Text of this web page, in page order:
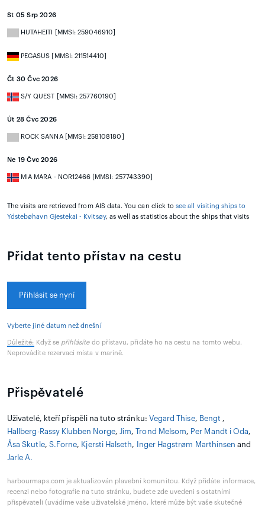
St 05 Srp 2026
HUTAHEITI [MMSI: 259046910]
PEGASUS [MMSI: 211514410]
Čt 30 Čvc 2026
S/Y QUEST [MMSI: 257760190]
Út 28 Čvc 2026
ROCK SANNA [MMSI: 258108180]
Ne 19 Čvc 2026
MIA MARA - NOR12466 [MMSI: 257743390]
The visits are retrieved from AIS data. You can click tosee all visiting ships to
Ydstebøhavn Gjestekai - Kvitsøy, as well as statistics about the ships that visits
Přidat tento přístav na cestu
Přihlásit se nyní
Vyberte jiné datum než dnešní
Důležité: Když se přihlásítedo přístavu, přidáte ho na cestu na tomto webu.
Neprovádíte rezervaci místa v marině.
Přispěvatelé
Uživatelé, kteří přispěli na tuto stránku: Vegard Thise, Bengt ,
Hallberg-Rassy Klubben Norge, Jim, Trond Melsom, Per Mandt i Oda,
Åsa Skutle, S.Forne, Kjersti Halseth, Inger Hagstrøm Marthinsen and
Jarle A.
harbourmaps.com je aktualizován plavební komunitou. Když přidáte informace,
recenzi nebo fotografie na tuto stránku, budete zde uvedeni s ostatními
přispěvateli (uvádíme vaše uživatelské jméno, které může být vaše skutečné